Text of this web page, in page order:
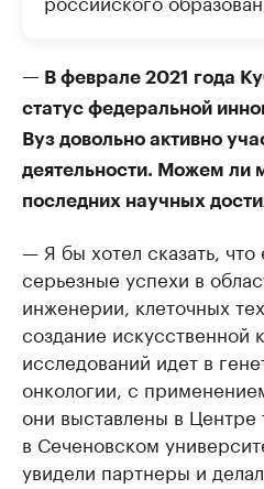
— В феврале 2021 года
статус федеральной
Вуз довольно активно
деятельности. Можем ли
последних научных
— Я бы хотел сказать, что
серьезные успехи в
инженерии, клеточных
создание искусственной
исследований идет в
онкологии, с
они выставлены в Центре
в Сеченовском
увидели партнеры и